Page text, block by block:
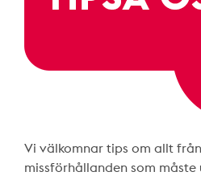
Vi välkomnar tips om allt
missförhållanden som